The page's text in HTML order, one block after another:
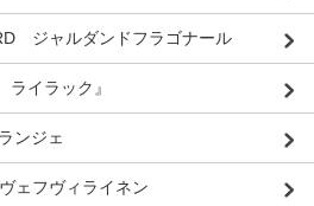
ジャルダンドフラゴナール
イラック』
ンジェ
ェフヴィライネン